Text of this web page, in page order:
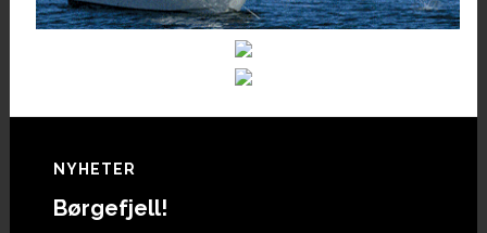
Footer
NYHETER
Børgefjell!